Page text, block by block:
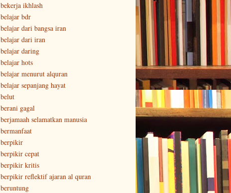
bekerja ikhlash
belajar bdr
belajar dari bangsa iran
belajar dari iran
belajar daring
belajar hots
belajar menurut alquran
belajar sepanjang hayat
belut
berani gagal
berjamaah selamatkan manusia
bermanfaat
berpikir
berpikir cepat
berpikir kritis
berpikir reflektif ajaran al quran
beruntung